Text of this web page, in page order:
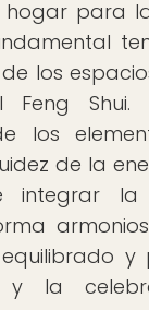
hogar para
los
Feng
los
de la
integrar la
y la